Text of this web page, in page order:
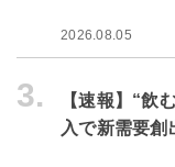
2026.08.05
3.
【速報】“飲
入で新需要創